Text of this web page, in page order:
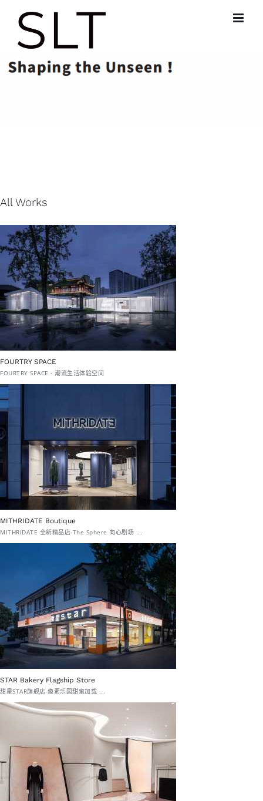
All Works
FOURTRY SPACE
FOURTRY SPACE - 潮流生活体验空间
MITHRIDATE Boutique
MITHRIDATE 全新精品店-The Sphere 向心剧场 ...
STAR Bakery Flagship Store
甜星STAR旗舰店-像素乐园甜蜜加载 ...